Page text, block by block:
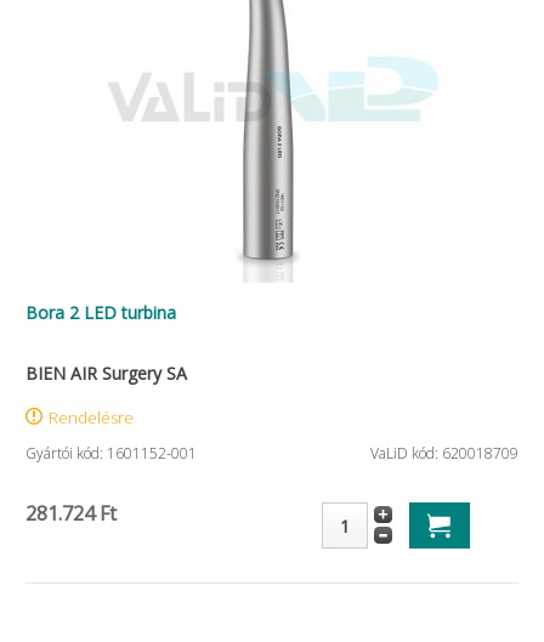
Bora 2 LED turbina
BIEN AIR Surgery SA
Rendelésre
Gyártói kód: 1601152-001 VaLiD kód: 620018709
281.724 Ft